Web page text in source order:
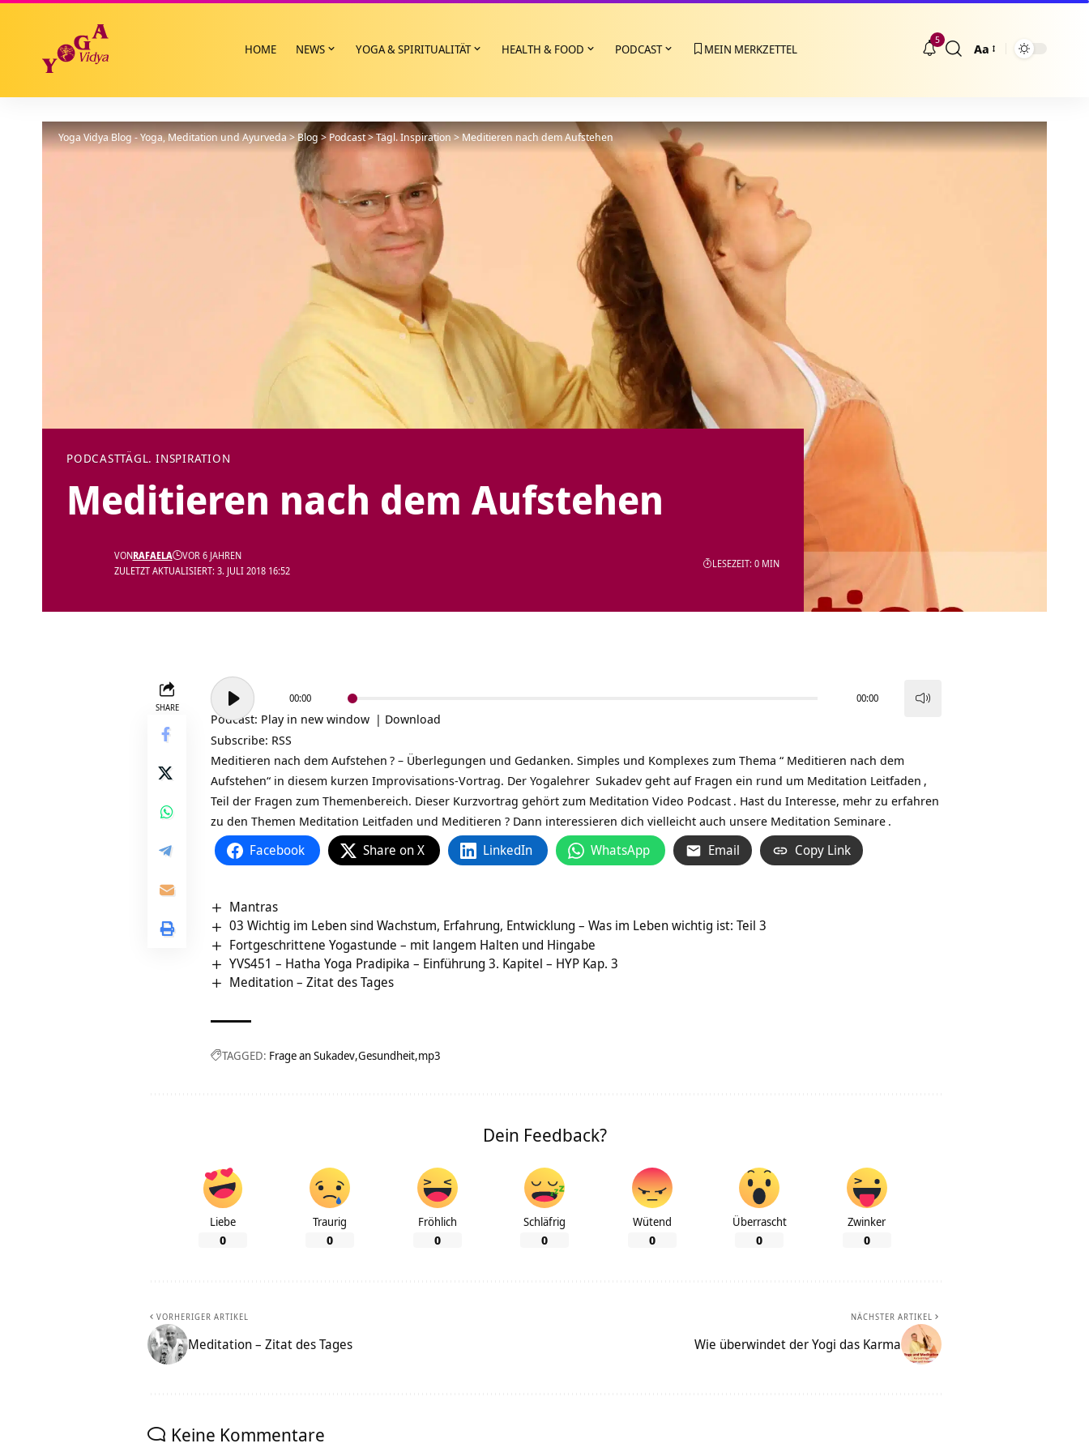
HOME NEWS YOGA & SPIRITUALITÄT HEALTH & FOOD PODCAST MEIN MERKZETTEL
5
Größenänderung
Aa
Yoga Vidya Blog - Yoga, Meditation und Ayurveda>Blog >Podcast>Tägl. Inspiration>Meditieren nach dem Aufstehen
PODCASTTÄGL. INSPIRATION
Meditieren nach dem Aufstehen
ZULETZT AKTUALISIERT: 3. JULI 2018 16:52
VONRAFAELA VOR 6 JAHREN
LESEZEIT: 0 MIN
SHARE
Audio-
Player
00:00 00:00
Podcast: Play in new window | Download
Subscribe: RSS
Meditieren nach dem Aufstehen ? – Überlegungen und Gedanken. Simples und Komplexes zum Thema “ Meditieren nach dem
Aufstehen“ in diesem kurzen Improvisations-Vortrag. Der Yogalehrer Sukadev geht auf Fragen ein rund um Meditation Leitfaden ,
Teil der Fragen zum Themenbereich. Dieser Kurzvortrag gehört zum Meditation Video Podcast . Hast du Interesse, mehr zu erfahren
zu den Themen Meditation Leitfaden und Meditieren ? Dann interessieren dich vielleicht auch unsere Meditation Seminare .
Facebook Share on X LinkedIn WhatsApp Email Copy Link
Mantras
03 Wichtig im Leben sind Wachstum, Erfahrung, Entwicklung – Was im Leben wichtig ist: Teil 3
Fortgeschrittene Yogastunde – mit langem Halten und Hingabe
YVS451 – Hatha Yoga Pradipika – Einführung 3. Kapitel – HYP Kap. 3
Meditation – Zitat des Tages
TAGGED: Frage an Sukadev Gesundheit mp3
Dein Feedback?
Liebe
0
Traurig
0
Fröhlich
0
Schläfrig
0
Wütend
0
Überrascht
0
Zwinker
0
VORHERIGER ARTIKEL
Meditation – Zitat des Tages
NÄCHSTER ARTIKEL
Wie überwindet der Yogi das Karma
Keine Kommentare